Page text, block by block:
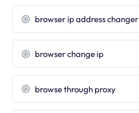
browser ip address changer
browser change ip
browse through proxy